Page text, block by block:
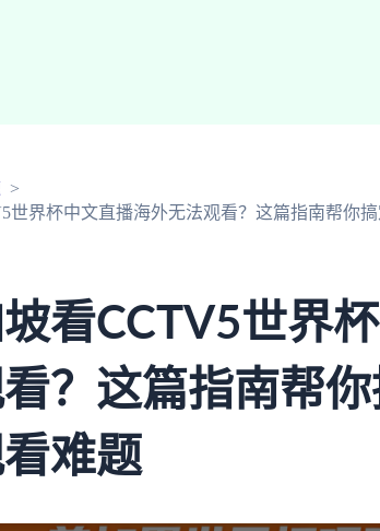
世界杯中文直播海外无法观看？这篇指南帮你
看CCTV5世界
？这篇指南帮
难题